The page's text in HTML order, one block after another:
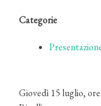
Categorie
Giovedì 15 luglio,